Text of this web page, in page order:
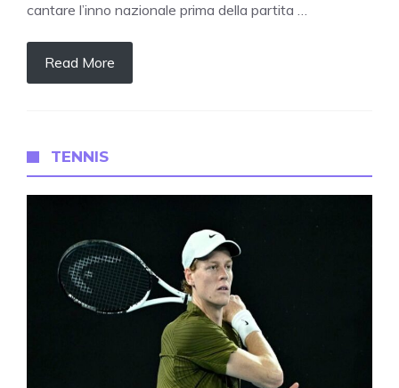
cantare l’inno nazionale prima della partita …
Read More
TENNIS